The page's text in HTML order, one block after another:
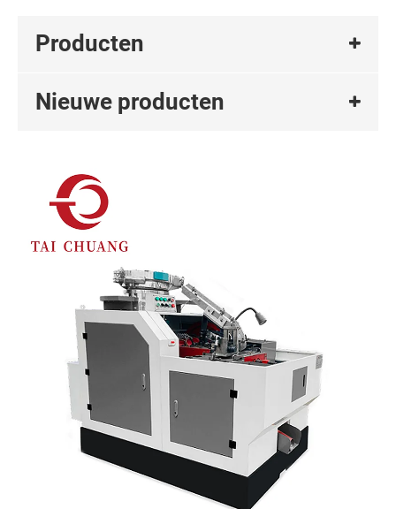
Producten
Nieuwe producten